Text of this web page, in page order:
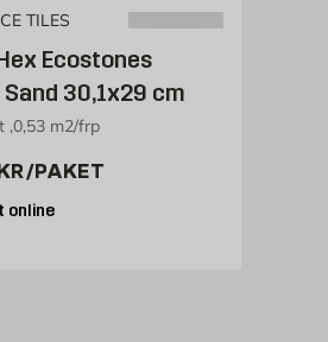
TILES
Ecostones
30,1x29 cm
,0,53 m2/frp
kr /paket
/PAKET
online